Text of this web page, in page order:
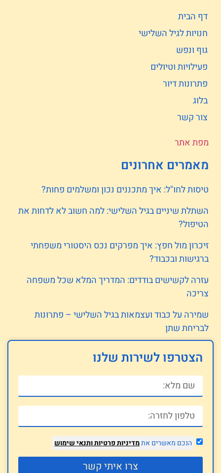
דף הבית
חנויות לגיל השלישי
גוף ונפש
פעילויות וטיולים
פתרונות דיור
בלוג
צור קשר
מפת אתר
מאמרים אחרונים
טיסות לחו"ל: איך מתכננים נכון ומשלמים פחות?
השתלת שיניים בגיל השלישי: למה חשוב לא לדחות את
הטיפול?
זיכרון מול חפץ: איך מפרקים נכס היסטורי משפחתי
ברגישות ובכבוד?
עזרה לקשישים בודדים: המדריך המלא שכל משפחה
צריכה
שמירה על כבוד ועצמאות בגיל השלישי – פתרונות
לבריחת שתן
הצטרפו לשירות שלנו
הנכם מאשרים אתמדיניות פרטיותותנאי שימוש
צרו איתי קשר